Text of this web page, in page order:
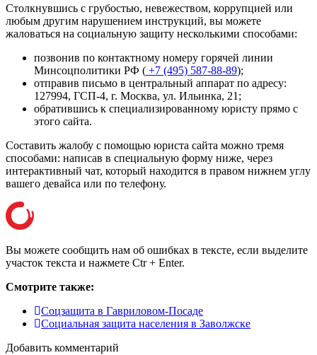
Столкнувшись с грубостью, невежеством, коррупцией или
любым другим нарушением инструкций, вы можете
жаловаться на социальную защиту несколькими способами:
позвонив по контактному номеру горячей линии
Минсоцполитики РФ ( +7 (495) 587-88-89);
отправив письмо в центральный аппарат по адресу:
127994, ГСП-4, г. Москва, ул. Ильинка, 21 ;
обратившись к специализированному юристу прямо с
этого сайта.
Составить жалобу с помощью юриста сайта можно тремя
способами: написав в специальную форму ниже, через
интерактивный чат, который находится в правом нижнем углу
вашего девайса или по телефону.
Вы можете сообщить нам об ошибках в тексте, если выделите
участок текста и нажмете Ctr + Enter.
Смотрите также:
Соцзащита в Гавриловом-Посаде
Социальная защита населения в Заволжске
Добавить комментарий